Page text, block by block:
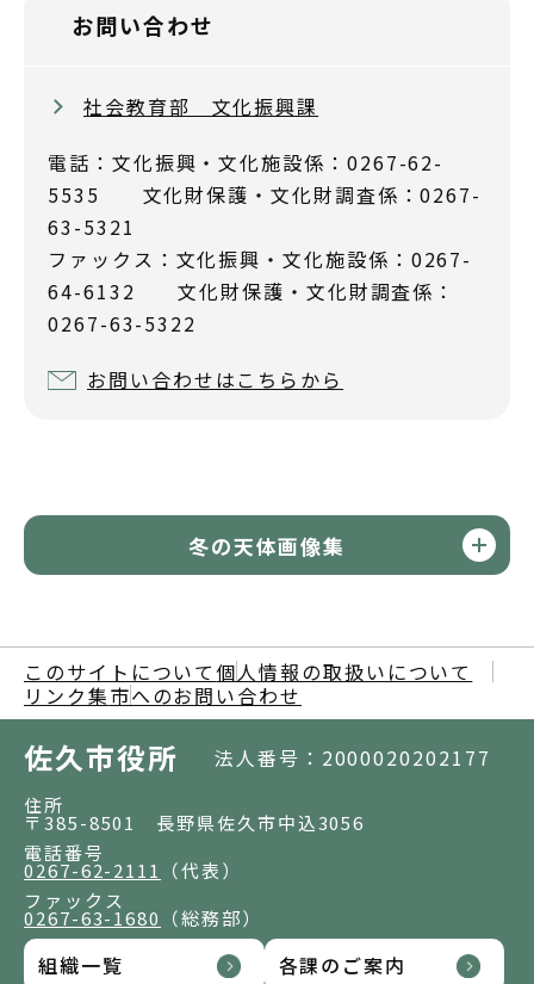
お問い合わせ
社会教育部 文化振興課
電話：文化振興・文化施設係：0267-62-
5535 文化財保護・文化財調査係：0267-
63-5321
ファックス：文化振興・文化施設係：0267-
64-6132 文化財保護・文化財調査係：
0267-63-5322
お問い合わせはこちらから
冬の天体画像集
このサイトについて 個人情報の取扱いについて
リンク集市へのお問い合わせ
佐久市役所 法人番号：2000020202177
住所
〒385-8501 長野県佐久市中込3056
電話番号
0267-62-2111
（代表）
ファックス
0267-63-1680 （総務部）
組織一覧 各課のご案内